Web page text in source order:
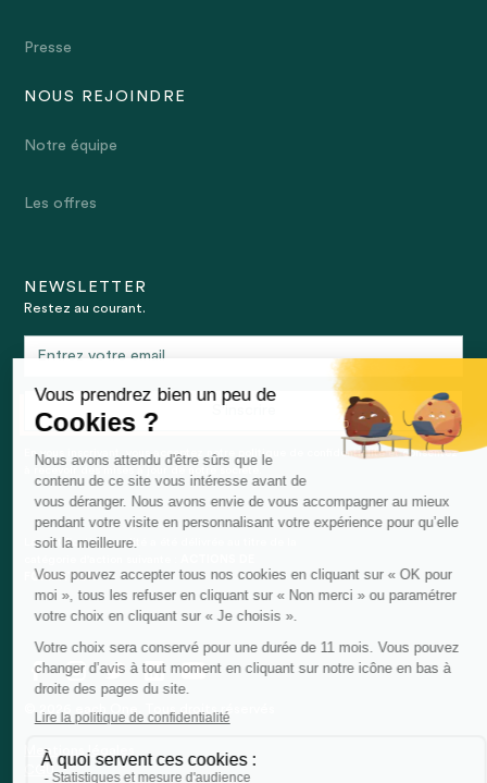
Presse
NOUS REJOINDRE
Notre équipe
Les offres
NEWSLETTER
Restez au courant.
En vous inscrivant, vous acceptez notre politique de confidentialité et consentez
à recevoir des mises à jour de notre société.
La certification qualité a été délivrée au titre de la
FORMATION
© 2026 each One. Tous droits réservés
Mentions légales
CGU